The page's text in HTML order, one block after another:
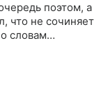
поэтом, а
что не сочиняет
словам